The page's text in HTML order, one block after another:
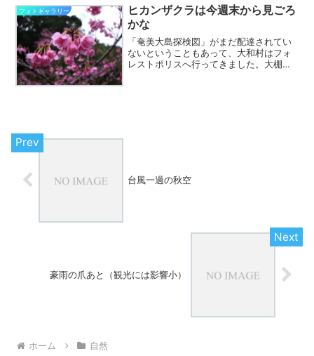
ていたカズラが無残に引き...
フォトギャラリー
ヒカンザクラは今週末から見ごろ
かな
「奄美大島探検図」がまだ配達されてい
ないということもあって、大和村はフォ
レストポリスへ行ってきました。大棚集
台風一過の秋空
豪雨の爪あと（観光には影響小）
ホーム 自然